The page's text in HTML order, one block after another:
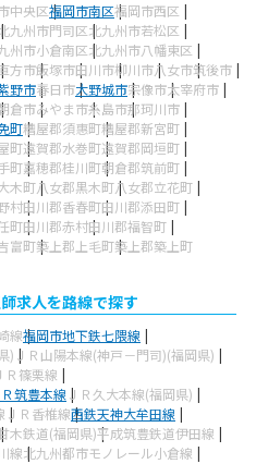
中央区福岡市南区福岡市西区
九州市門司区北九州市若松区
州市小倉南区北九州市八幡東区
方市飯塚市田川市柳川市八女市筑後市
野市春日市大野城市宗像市太宰府市
倉市みやま市糸島市那珂川市
町糟屋郡須惠町糟屋郡新宮町
町遠賀郡水巻町遠賀郡岡垣町
町嘉穂郡桂川町朝倉郡筑前町
木町八女郡黒木町八女郡立花町
村田川郡香春町田川郡添田町
町田川郡赤村田川郡福智町
富町築上郡上毛町築上郡築上町
求人を路線で探す
線福岡市地下鉄七隈線
) ＪＲ山陽本線(神戸－門司)(福岡県)
Ｒ篠栗線
筑豊本線 ＪＲ久大本線(福岡県)
ＪＲ香椎線西鉄天神大牟田線
木鉄道(福岡県)平成筑豊鉄道伊田線
線北九州都市モノレール小倉線